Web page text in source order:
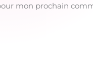
mon prochain